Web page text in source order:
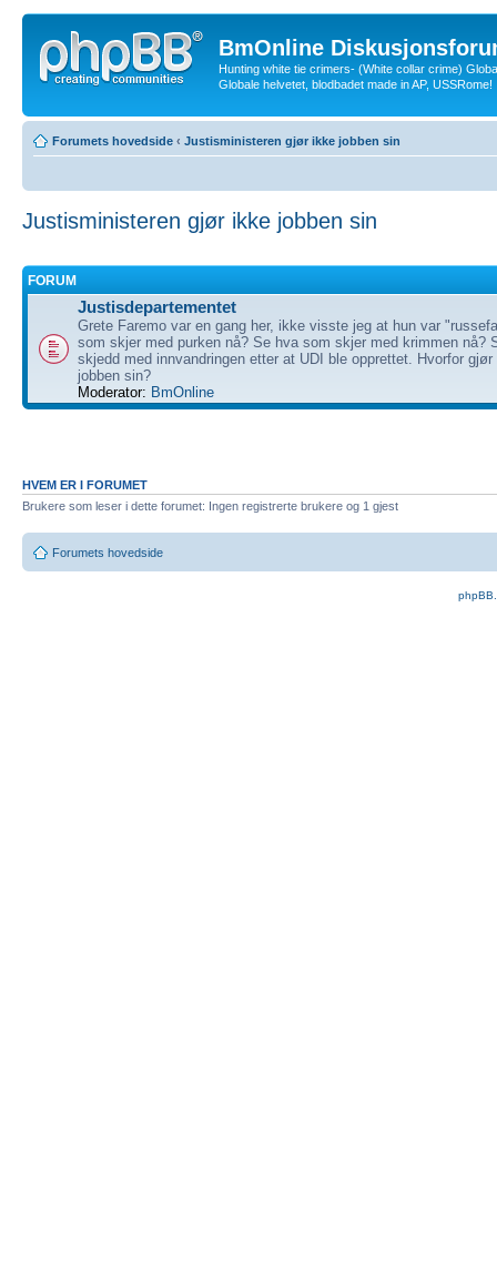
BmOnline
Hunting white tie crimers- (White collar crime)
Globale helvetet, blodbadet made in AP, USSRome!
Forumets hovedside ‹ Justisministeren gjør ikke jobben sin
Justisministeren gjør ikke jobben sin
FORUM
Justisdepartementet
Grete Faremo var en gang her, ikke visste jeg at hun var
som skjer med purken nå? Se hva som skjer med krimmen nå?
skjedd med innvandringen etter at UDI ble opprettet. Hvorfor
jobben sin?
Moderator: BmOnline
HVEM ER I FORUMET
Brukere som leser i dette forumet: Ingen registrerte brukere og 1 gjest
Forumets hovedside